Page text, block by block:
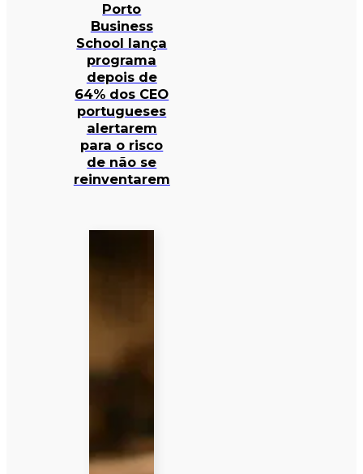
Porto
Business
School lança
programa
depois de
64% dos CEO
portugueses
alertarem
para o risco
de não se
reinventarem